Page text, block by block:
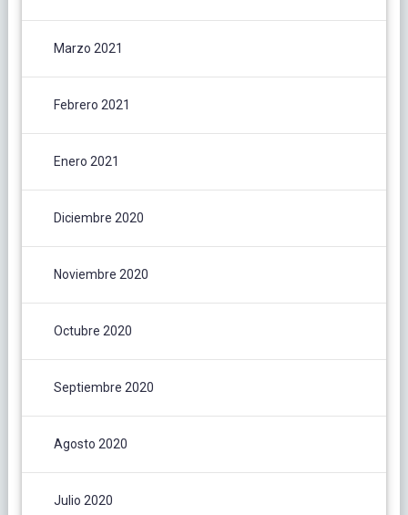
Marzo 2021
Febrero 2021
Enero 2021
Diciembre 2020
Noviembre 2020
Octubre 2020
Septiembre 2020
Agosto 2020
Julio 2020